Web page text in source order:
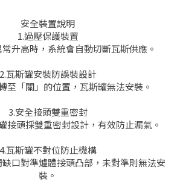
安全裝置說明
1.過壓保護裝置
升高時，系統會自動切斷瓦斯供應。
2.瓦斯罐安裝防誤裝設計
至「關」的位置，瓦斯罐無法安裝。
3.安全接頭雙重密封
接頭採雙重密封設計，有效防止漏氣。
4.瓦斯罐不對位防止機構
口對準爐體接頭凸部，未對準則無法安
裝。